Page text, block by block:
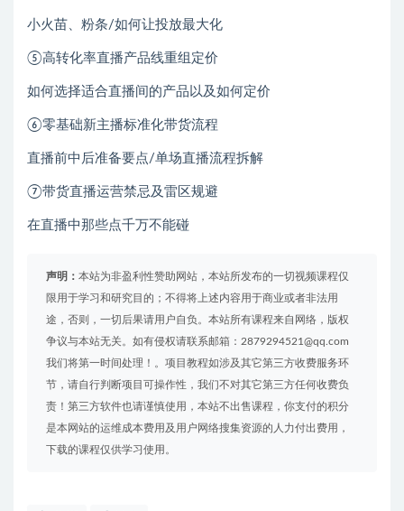
小火苗、粉条/如何让投放最大化
⑤高转化率直播产品线重组定价
如何选择适合直播间的产品以及如何定价
⑥零基础新主播标准化带货流程
直播前中后准备要点/单场直播流程拆解
⑦带货直播运营禁忌及雷区规避
在直播中那些点千万不能碰
声明： 本站为非盈利性赞助网站，本站所发布的一切视频课程仅
限用于学习和研究目的；不得将上述内容用于商业或者非法用
途，否则，一切后果请用户自负。本站所有课程来自网络，版权
争议与本站无关。如有侵权请联系邮箱：2879294521@qq.com
我们将第一时间处理！。项目教程如涉及其它第三方收费服务环
节，请自行判断项目可操作性，我们不对其它第三方任何收费负
责！第三方软件也请谨慎使用，本站不出售课程，你支付的积分
是本网站的运维成本费用及用户网络搜集资源的人力付出费用，
下载的课程仅供学习使用。